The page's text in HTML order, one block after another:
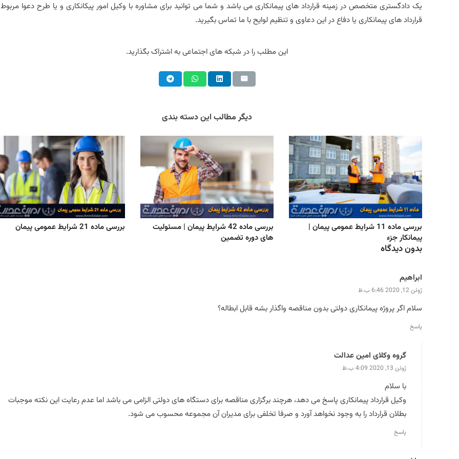
یک دادگستری متخصص در زمینه قرارداد های پیمانکاری می باشد و شما می توانید برای مشاوره با وکیل امور پیکانکاری و یا طرح دعوا
قرارداد های پیمانکاری یا دفاع در این دعاوی و تنظیم لوایح با ما تماس بگیرید.
این مطلب را در شبکه های اجتماعی به اشتراک بگذارید.
دیگر مطالب این دسته بندی
بررسی ماده 11 شرایط عمومی پیمان |
پیمانکار جزء
بررسی ماده 42 شرایط پیمان | مسئولیت
های دوره تضمین
بررسی ماده 21 شرایط عمومی پیمان
بدون دیدگاه
ابراهیم
ژوئن 12, 2020 6:46 ب.ظ
سلام اگر پروژه پیمانکاری دولتی بدون مناقصه واگذار بشه قابل ابطاله؟
پاسخ
گروه وکلای امین عدالت
ژوئن 13, 2020 4:09 ب.ظ
با سلام
وکیل قرارداد پیمانکاری پاسخ می دهد، هرچند برگزاری مناقصه برای دستگاه های دولتی الزامی می باشد اما عدم رعایت این نکته موجبات
بطلان قرارداد را به وجود نخواهد آورد و صرفا تخلفی برای مدیران آن مجموعه محسوب می شود.
پاسخ